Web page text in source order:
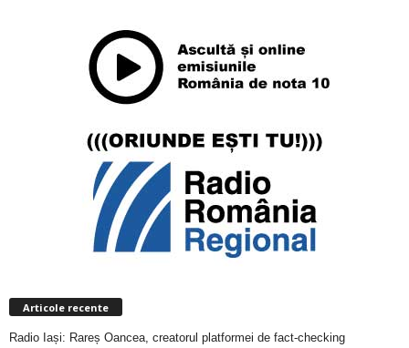
Articole recente
Radio Iași: Rareș Oancea, creatorul platformei de fact-checking